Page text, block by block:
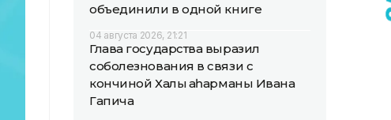
объединили в одной книге
04 августа 2026, 21:21
Глава государства выразил
соболезнования в связи с
кончиной Халық қаһарманы Ивана
Гапича